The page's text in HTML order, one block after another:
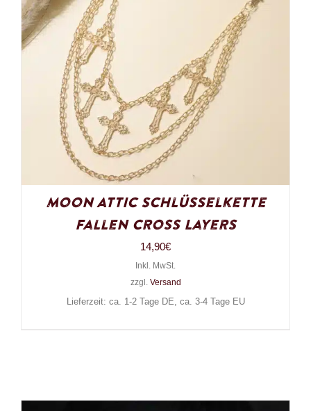
Moon Attic Schlüsselkette
Fallen Cross Layers
14,90€
Inkl. MwSt.
zzgl. Versand
Lieferzeit: ca. 1-2 Tage DE, ca. 3-4 Tage EU